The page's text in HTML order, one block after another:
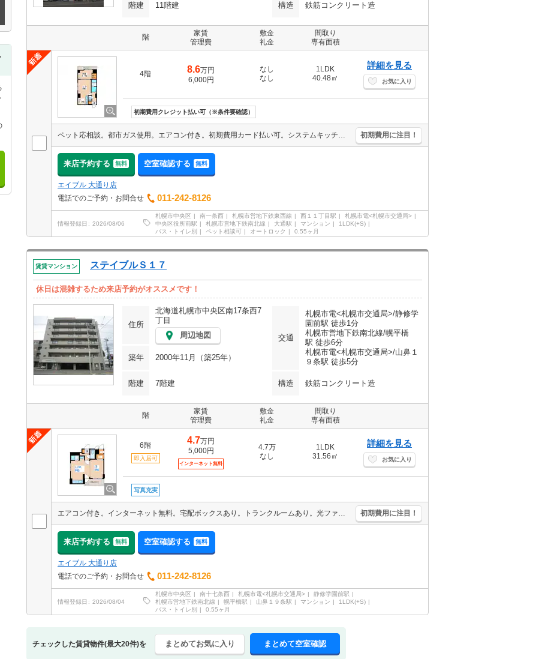
階建 11階建 構造 鉄筋コンクリート造
階
家賃
管理費
敷金
礼金
間取り
専有面積
4階 8.6万円
6,000円
なし
なし
1LDK
40.48㎡
詳細を見る
お気に入り
初期費用クレジット払い可（※条件要確認）
ペット応相談。都市ガス使用。エアコン付き。初期費用カード払い可。システムキッチン。ウォークインクローゼット付き。宅配ボックスあり。トランクルームあり。仲介手数料家賃の0.55ヶ月分。 初期費用に注目！
来店予約する 無料 空室確認する 無料
エイブル 大通り店
電話でのご予約・お問合せ
011-242-8126
情報登録日 2026/08/06
札幌市中央区 南一条西 札幌市営地下鉄東西線 西１１丁目駅
札幌市電<札幌市交通局>
中央区役所前駅
札幌市営地下鉄南北線 大通駅 マンション
1LDK(+S)
バス・トイレ別
ペット相談可 オートロック 0.55ヶ月
賃貸マンション ステイブルＳ１７
休日は混雑するため来店予約がオススメです！
住所
北海道札幌市中央区南17条西7
丁目
周辺地図
交通
札幌市電<札幌市交通局>/静修学
園前駅 徒歩1分
札幌市営地下鉄南北線/幌平橋
駅 徒歩6分
札幌市電<札幌市交通局>/山鼻１
９条駅 徒歩5分
築年 2000年11月（築25年）
階建 7階建 構造 鉄筋コンクリート造
階
家賃
管理費
敷金
礼金
間取り
専有面積
6階
即入居可
4.7万円
5,000円
インターネット無料
4.7万
なし
1LDK
31.56㎡
詳細を見る
お気に入り
写真充実
エアコン付き。インターネット無料。宅配ボックスあり。トランクルームあり。光ファイバー対応。家具・家電付。シャンドレ。シャワー付独立洗面台。エレベーターあり。TVモニターホン有。 初期費用に注目！
来店予約する 無料 空室確認する 無料
エイブル 大通り店
電話でのご予約・お問合せ
011-242-8126
情報登録日 2026/08/04
札幌市中央区 南十七条西 札幌市電<札幌市交通局>
静修学園前駅
札幌市営地下鉄南北線
幌平橋駅 山鼻１９条駅 マンション
1LDK(+S)
バス・トイレ別
0.55ヶ月
チェックした賃貸物件(最大20件)を まとめてお気に入り まとめて空室確認